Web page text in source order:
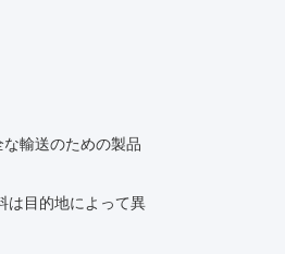
輸送のための製品
は目的地によって異